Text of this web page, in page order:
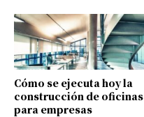
Cómo se ejecuta hoy la
construcción de oficinas
para empresas